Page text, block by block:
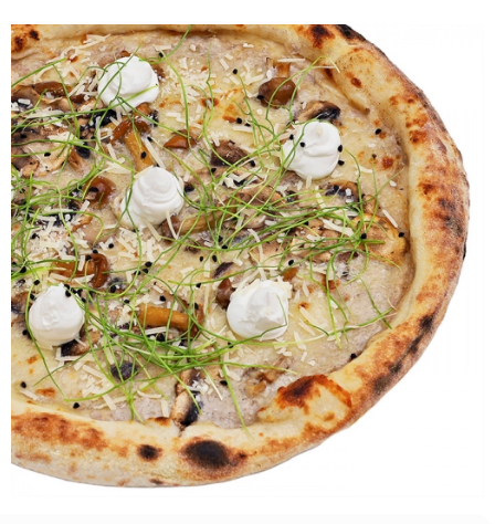
470г
Тісто, сир моцарела, сир дор-
блю, мармуровий сир, крем-сир,
вершковий соус, сир пармезан,
кукурудзяне борошно
249 грн
Цезаріо
560г
Тісто, вершковий соус, сир
моцарела, бекон, сир пармезан,
соус цезар, курка, черрі,
айсберг, кукурудзяне борошно
265 грн